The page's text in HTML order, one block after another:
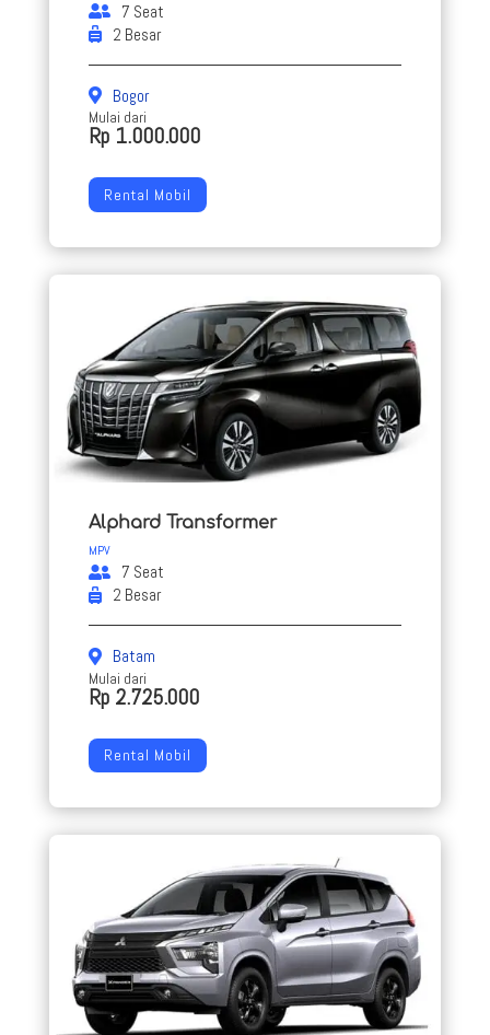
7 Seat
2 Besar
Bogor
Mulai dari
Rp 1.000.000
Rental Mobil
Alphard Transformer
MPV
7 Seat
2 Besar
Batam
Mulai dari
Rp 2.725.000
Rental Mobil